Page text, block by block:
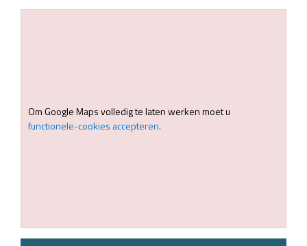
Om Google Maps volledig te laten werken moet u
functionele-cookies accepteren.